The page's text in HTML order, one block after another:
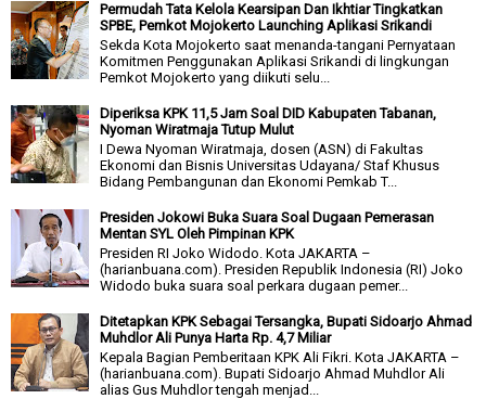
Permudah Tata Kelola Kearsipan Dan Ikhtiar Tingkatkan
SPBE, Pemkot Mojokerto Launching Aplikasi Srikandi
Sekda Kota Mojokerto saat menanda-tangani Pernyataan
Komitmen Penggunakan Aplikasi Srikandi di lingkungan
Pemkot Mojokerto yang diikuti selu...
Diperiksa KPK 11,5 Jam Soal DID Kabupaten Tabanan,
Nyoman Wiratmaja Tutup Mulut
I Dewa Nyoman Wiratmaja, dosen (ASN) di Fakultas
Ekonomi dan Bisnis Universitas Udayana/ Staf Khusus
Bidang Pembangunan dan Ekonomi Pemkab T...
Presiden Jokowi Buka Suara Soal Dugaan Pemerasan
Mentan SYL Oleh Pimpinan KPK
Presiden RI Joko Widodo. Kota JAKARTA –
(harianbuana.com). Presiden Republik Indonesia (RI) Joko
Widodo buka suara soal perkara dugaan pemer...
Ditetapkan KPK Sebagai Tersangka, Bupati Sidoarjo Ahmad
Muhdlor Ali Punya Harta Rp. 4,7 Miliar
Kepala Bagian Pemberitaan KPK Ali Fikri. Kota JAKARTA –
(harianbuana.com). Bupati Sidoarjo Ahmad Muhdlor Ali
alias Gus Muhdlor tengah menjad...